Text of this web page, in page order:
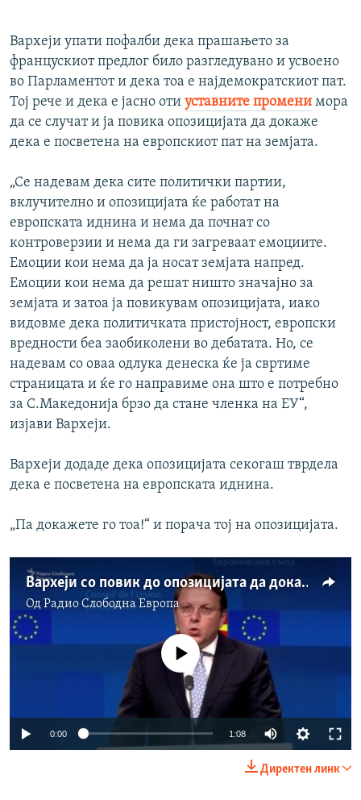
720p 1080p
720p
1080p
Вархеји упати пофалби дека прашањето за
францускиот предлог било разгледувано и усвоено
во Парламентот и дека тоа е најдемократскиот пат.
Тој рече и дека е јасно оти уставните промени мора
да се случат и ја повика опозицијата да докаже
дека е посветена на европскиот пат на земјата.
„Се надевам дека сите политички партии,
вклучително и опозицијата ќе работат на
европската иднина и нема да почнат со
контроверзии и нема да ги загреваат емоциите.
Емоции кои нема да ја носат земјата напред.
Емоции кои нема да решат ништо значајно за
земјата и затоа ја повикувам опозицијата, иако
видовме дека политичката пристојност, европски
вредности беа заобиколени во дебатата. Но, се
надевам со оваа одлука денеска ќе ја свртиме
страницата и ќе го направиме она што е потребно
за С.Македонија брзо да стане членка на ЕУ“,
изјави Вархеји.
Вархеји додаде дека опозицијата секогаш тврдела
дека е посветена на европската иднина.
„Па докажете го тоа!“ и порача тој на опозицијата.
Вархеји со повик до опозицијата да докаже дека е про-европска
ОдРадио Слободна Eвропа
No media source currently available
0:00 1:08
Директен линк